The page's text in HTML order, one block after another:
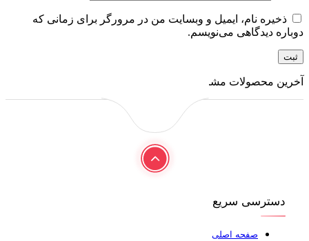
ذخیره نام، ایمیل و وبسایت من در مرورگر برای زمانی که
دوباره دیدگاهی می‌نویسم.
آخرین محصولات مشاهده شده توسط شما:
دسترسی سریع
صفحه اصلی